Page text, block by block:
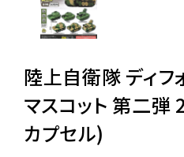
06-
陸上自衛隊 ディフ
マスコット 第二
カプセル)